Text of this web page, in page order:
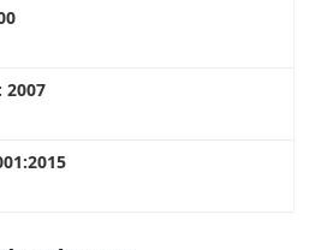
ĐÀO TẠO